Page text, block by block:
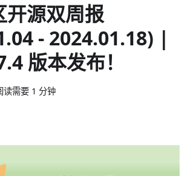
开源双周报
- 2024.01.18) |
版本发布！
读需要 1 分钟